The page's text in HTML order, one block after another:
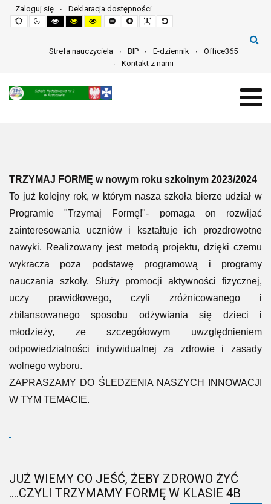
Zaloguj się
Deklaracja dostępności
Default
mode
Night
mode
High
contrast
mode
High
contrast
mode
High
contrast
mode
Set
smaller
Set
larger
Make
font
Set
default
Strefa nauczyciela
BIP E-dziennik
Office365
Kontakt z nami
TRZYMAJ FORMĘ w nowym roku szkolnym 2023/2024
To już kolejny rok, w którym nasza szkoła bierze udział w
Programie "Trzymaj Formę!"- pomaga on rozwijać
zainteresowania uczniów i kształtuje ich prozdrowotne
nawyki. Realizowany jest metodą projektu, dzięki czemu
wykracza poza podstawę programową i programy
nauczania szkoły. Służy promocji aktywności fizycznej,
uczy prawidłowego, czyli zróżnicowanego i
zbilansowanego sposobu odżywiania się dzieci i
młodzieży, ze szczegółowym uwzględnieniem
odpowiedzialności indywidualnej za zdrowie i zasady
wolnego wyboru.
ZAPRASZAMY DO ŚLEDZENIA NASZYCH INNOWACJI
W TYM TEMACIE.
JUŻ WIEMY CO JEŚĆ, ŻEBY ZDROWO ŻYĆ
….CZYLI TRZYMAMY FORMĘ W KLASIE 4B